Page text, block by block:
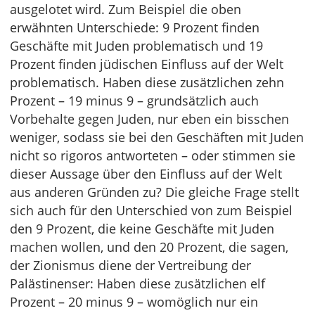
ausgelotet wird. Zum Beispiel die oben
erwähnten Unterschiede: 9 Prozent finden
Geschäfte mit Juden problematisch und 19
Prozent finden jüdischen Einfluss auf der Welt
problematisch. Haben diese zusätzlichen zehn
Prozent – 19 minus 9 – grundsätzlich auch
Vorbehalte gegen Juden, nur eben ein bisschen
weniger, sodass sie bei den Geschäften mit Juden
nicht so rigoros antworteten – oder stimmen sie
dieser Aussage über den Einfluss auf der Welt
aus anderen Gründen zu? Die gleiche Frage stellt
sich auch für den Unterschied von zum Beispiel
den 9 Prozent, die keine Geschäfte mit Juden
machen wollen, und den 20 Prozent, die sagen,
der Zionismus diene der Vertreibung der
Palästinenser: Haben diese zusätzlichen elf
Prozent – 20 minus 9 – womöglich nur ein